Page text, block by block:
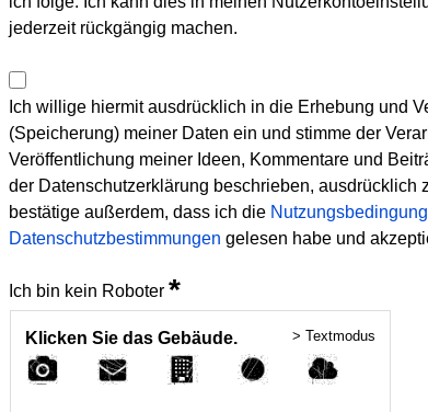
jederzeit rückgängig machen.
Ich willige hiermit ausdrücklich in die Erhebung und
(Speicherung) meiner Daten ein und stimme der
Veröffentlichung meiner Ideen, Kommentare und
der Datenschutzerklärung beschrieben, ausdrücklich
bestätige außerdem, dass ich die
Datenschutzbestimmungen gelesen habe und
Ich bin kein Roboter *
Klicken Sie das Gebäude. > Textmodus